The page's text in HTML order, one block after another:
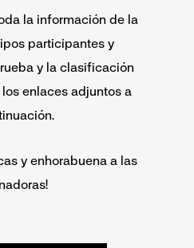
la información de la
participantes y
y la clasificación
enlaces adjuntos a
y enhorabuena a las